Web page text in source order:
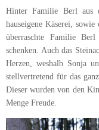
Hinter Familie Berl aus
hauseigene Käserei,
überraschte Familie
schenken. Auch das
Herzen, weshalb Sonja
stellvertretend für das
Dieser wurden von den
Menge Freude.